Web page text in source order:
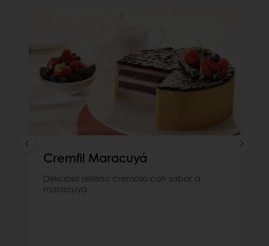
Cremfil Maracuyá
Delicioso relleno cremoso con sabor a
maracuyá